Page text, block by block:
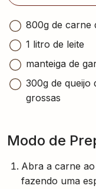
800g de carne
1 litro de leite
manteiga de
300g de queijo
grossas
Modo de
Abra a carne
fazendo uma